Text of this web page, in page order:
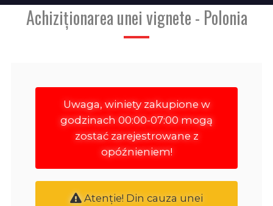
Achiziționarea unei vignete - Polonia
Uwaga, winiety zakupione w
godzinach 00:00-07:00 mogą
zostać zarejestrowane z
opóźnieniem!
Atenţie! Din cauza unei